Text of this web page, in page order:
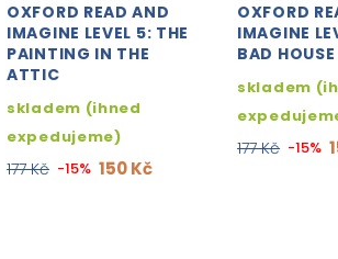
OXFORD READ AND
IMAGINE LEVEL 5: THE
PAINTING IN THE
ATTIC
skladem (ihned
expedujeme)
177 Kč -15% 150 Kč
OXFORD
IMAGINE
BAD HOUSE
skladem
177 Kč -15%